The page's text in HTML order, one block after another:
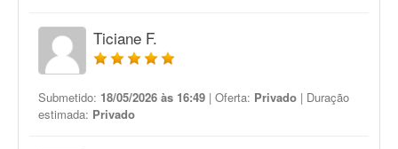
Ticiane F.
Submetido: 18/05/2026 às 16:49 | Oferta: Privado | Duração
estimada: Privado